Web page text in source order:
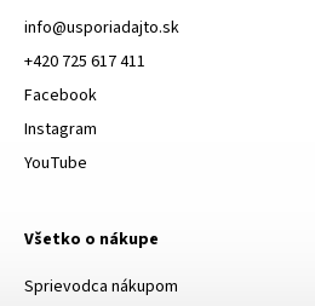
info@usporiadajto.sk
+420 725 617 411
Facebook
Instagram
YouTube
Všetko o nákupe
Sprievodca nákupom